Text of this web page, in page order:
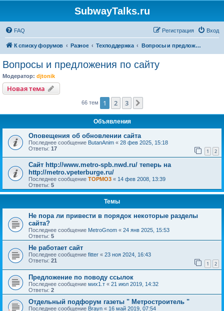
SubwayTalks.ru
FAQ Вход
Регистрация
К списку форумов Разное Техподдержка Вопросы и предложения по сайту
Вопросы и предложения по сайту
Модератор: djtonik
Новая тема
66 тем 1 2 3
Объявления
Оповещения об обновлении сайта
Последнее сообщение ButanAnim « 28 фев 2025, 15:18
Ответы: 17 1 2
Сайт http://www.metro-spb.nwd.ru/ теперь на
http://metro.vpeterburge.ru/
Последнее сообщение TOPMO3 « 14 фев 2008, 13:39
Ответы: 5
Темы
Не пора ли привести в порядок некоторые разделы
сайта?
Последнее сообщение MetroGnom « 24 янв 2025, 15:53
Ответы: 5
Не работает сайт
Последнее сообщение fitter « 23 ноя 2024, 16:43
Ответы: 21 1 2
Предложение по поводу ссылок
Последнее сообщение мих1.т « 21 июл 2019, 14:32
Ответы: 2
Отдельный подфорум газеты " Метростроитель "
Последнее сообщение Brayn « 16 май 2019, 07:54